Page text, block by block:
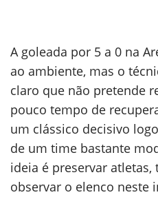
A goleada por 5 a 0 na
ao ambiente, mas o
claro que não pretende
pouco tempo de
um clássico decisivo
de um time bastante
ideia é preservar atletas,
observar o elenco neste